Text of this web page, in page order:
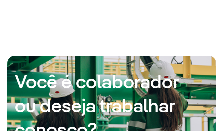
Você é colaborador
ou deseja trabalhar